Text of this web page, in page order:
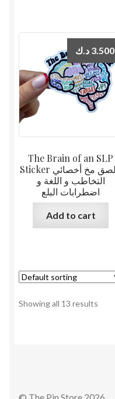
The Brain of an SLP
Sticker ملصق مخ أخصائي
التخاطب و اللغة و
اضطرابات البلع
3.500 د.ك
Add to cart
Showing all 13 results